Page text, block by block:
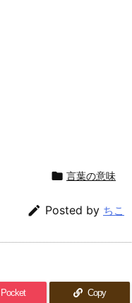
 言葉の意味
 Posted by ちこ
Pocket Copy